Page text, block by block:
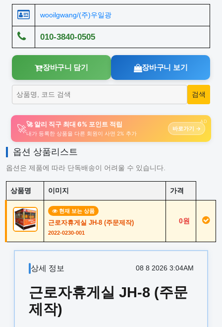
wooilgwang/(주)우일광
010-3840-0505
장바구니 담기 장바구니 보기
AD
🚀🚀 알리 직구 최대 6% 포인트 적립
내가 등록한 상품을 다른 회원이 사면 2% 추가
바로가기 →
옵션 상품리스트
옵션은 제품에 따라 단독배송이 어려울 수 있습니다.
상품명 이미지 가격
현재 보는 상품
근로자휴게실 JH-8 (주문제작)
2022-0230-001
0원
상세 정보 08 8 2026 3:04AM
근로자휴게실 JH-8 (주문
제작)